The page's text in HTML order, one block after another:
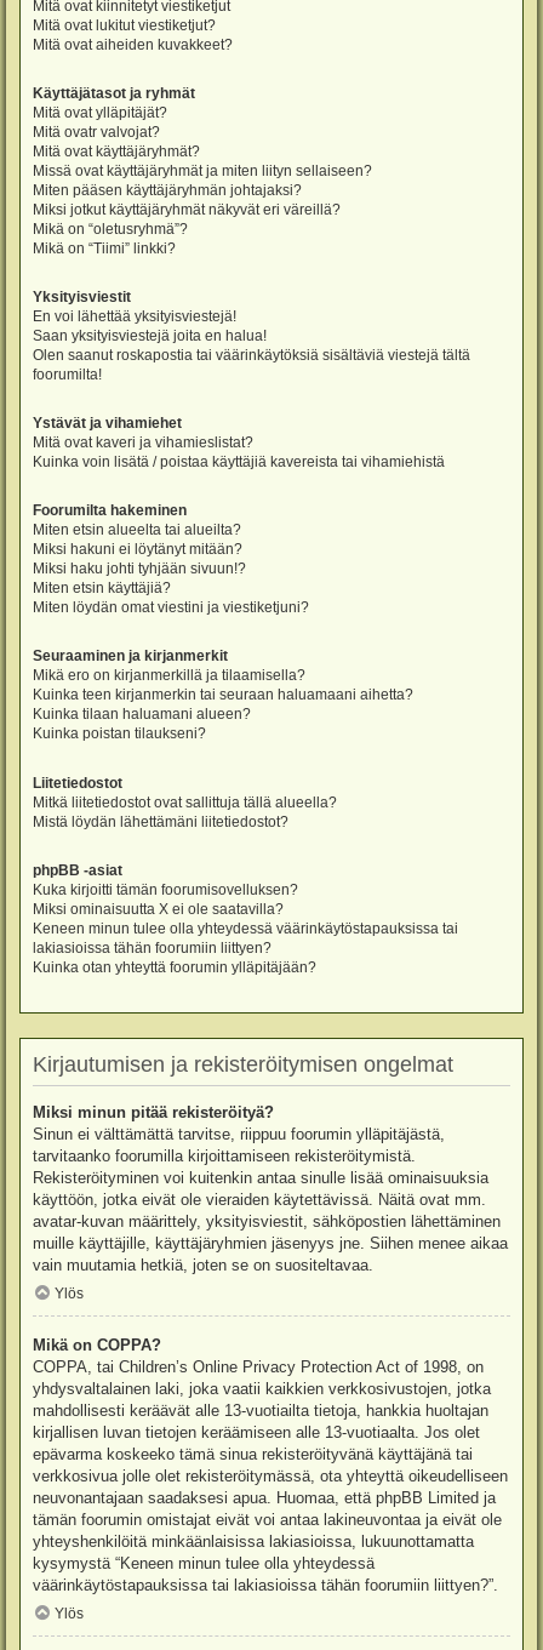
Mitä ovat kiinnitetyt viestiketjut
Mitä ovat lukitut viestiketjut?
Mitä ovat aiheiden kuvakkeet?
Käyttäjätasot ja ryhmät
Mitä ovat ylläpitäjät?
Mitä ovatr valvojat?
Mitä ovat käyttäjäryhmät?
Missä ovat käyttäjäryhmät ja miten liityn sellaiseen?
Miten pääsen käyttäjäryhmän johtajaksi?
Miksi jotkut käyttäjäryhmät näkyvät eri väreillä?
Mikä on “oletusryhmä”?
Mikä on “Tiimi” linkki?
Yksityisviestit
En voi lähettää yksityisviestejä!
Saan yksityisviestejä joita en halua!
Olen saanut roskapostia tai väärinkäytöksiä sisältäviä viestejä tältä
foorumilta!
Ystävät ja vihamiehet
Mitä ovat kaveri ja vihamieslistat?
Kuinka voin lisätä / poistaa käyttäjiä kavereista tai vihamiehistä
Foorumilta hakeminen
Miten etsin alueelta tai alueilta?
Miksi hakuni ei löytänyt mitään?
Miksi haku johti tyhjään sivuun!?
Miten etsin käyttäjiä?
Miten löydän omat viestini ja viestiketjuni?
Seuraaminen ja kirjanmerkit
Mikä ero on kirjanmerkillä ja tilaamisella?
Kuinka teen kirjanmerkin tai seuraan haluamaani aihetta?
Kuinka tilaan haluamani alueen?
Kuinka poistan tilaukseni?
Liitetiedostot
Mitkä liitetiedostot ovat sallittuja tällä alueella?
Mistä löydän lähettämäni liitetiedostot?
phpBB -asiat
Kuka kirjoitti tämän foorumisovelluksen?
Miksi ominaisuutta X ei ole saatavilla?
Keneen minun tulee olla yhteydessä väärinkäytöstapauksissa tai
lakiasioissa tähän foorumiin liittyen?
Kuinka otan yhteyttä foorumin ylläpitäjään?
Kirjautumisen ja rekisteröitymisen ongelmat
Miksi minun pitää rekisteröityä?
Sinun ei välttämättä tarvitse, riippuu foorumin ylläpitäjästä,
tarvitaanko foorumilla kirjoittamiseen rekisteröitymistä.
Rekisteröityminen voi kuitenkin antaa sinulle lisää ominaisuuksia
käyttöön, jotka eivät ole vieraiden käytettävissä. Näitä ovat mm.
avatar-kuvan määrittely, yksityisviestit, sähköpostien lähettäminen
muille käyttäjille, käyttäjäryhmien jäsenyys jne. Siihen menee aikaa
vain muutamia hetkiä, joten se on suositeltavaa.
Ylös
Mikä on COPPA?
COPPA, tai Children’s Online Privacy Protection Act of 1998, on
yhdysvaltalainen laki, joka vaatii kaikkien verkkosivustojen, jotka
mahdollisesti keräävät alle 13-vuotiailta tietoja, hankkia huoltajan
kirjallisen luvan tietojen keräämiseen alle 13-vuotiaalta. Jos olet
epävarma koskeeko tämä sinua rekisteröityvänä käyttäjänä tai
verkkosivua jolle olet rekisteröitymässä, ota yhteyttä oikeudelliseen
neuvonantajaan saadaksesi apua. Huomaa, että phpBB Limited ja
tämän foorumin omistajat eivät voi antaa lakineuvontaa ja eivät ole
yhteyshenkilöitä minkäänlaisissa lakiasioissa, lukuunottamatta
kysymystä “Keneen minun tulee olla yhteydessä
väärinkäytöstapauksissa tai lakiasioissa tähän foorumiin liittyen?”.
Ylös